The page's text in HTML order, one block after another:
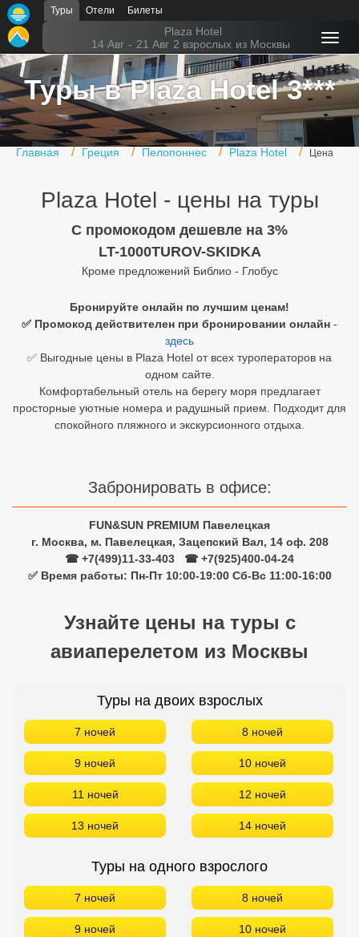
Туры Отели Билеты
Plaza Hotel
14 Авг - 21 Авг 2 взрослых из Москвы
Туры в Plaza Hotel 3***
Главная Греция Пелопоннес Plaza Hotel Цена
Plaza Hotel - цены на туры
C промокодом дешевле на 3%
LT-1000TUROV-SKIDKA
Кроме предложений Библио - Глобус
Бронируйте онлайн по лучшим ценам!
✅ Промокод действителен при бронировании онлайн -
здесь
✅ Выгодные цены в Plaza Hotel от всех туроператоров на
одном сайте.
Комфортабельный отель на берегу моря предлагает
просторные уютные номера и радушный прием. Подходит для
спокойного пляжного и экскурсионного отдыха.
Забронировать в офисе:
FUN&SUN PREMIUM Павелецкая
г. Москва, м. Павелецкая, Зацепский Вал, 14 оф. 208
☎ +7(499)11-33-403
☎ +7(925)400-04-24
✅ Время работы: Пн-Пт 10:00-19:00 Сб-Вс 11:00-16:00
Узнайте цены на туры с
авиаперелетом из Москвы
Туры на двоих взрослых
7 ночей 8 ночей
9 ночей 10 ночей
11 ночей 12 ночей
13 ночей 14 ночей
Туры на одного взрослого
7 ночей 8 ночей
9 ночей 10 ночей
Главная
Горящие туры
Туры в Турцию
Туры в Египет
Офис г. Москва
Подборки отелей
Таиланд
ОАЭ
Египет
Хайнань
Северный Гоа
Южный Гоа
Занзибар
Большой Сочи
Кав Мин Воды
Экскурсионные туры
VIP отели 5 звезд
ТОП 10 лучших отелей 5*
ТОП 10 недорогих отелей
5*
Лучшие отели 4* звезды